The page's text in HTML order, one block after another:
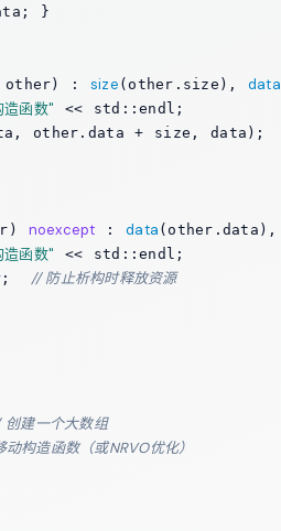
}
other) : size (other.size), data
造函数" << std::endl;
other.data + size, data);
noexcept : data (other.data),
造函数" << std::endl;
; // 防止析构时释放资源
创建一个大数组
构造函数（或NRVO优化）